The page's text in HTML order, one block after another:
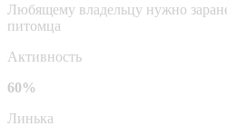
Любящему владельцу нужно
питомца
Активность
60%
Линька